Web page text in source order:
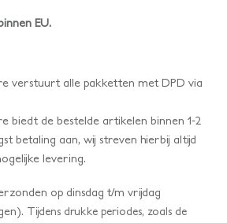
EU.
verstuurt alle pakketten met DPD via
biedt de bestelde artikelen binnen 1-2
betaling aan, wij streven hierbij altijd
levering.
op dinsdag t/m vrijdag
Tijdens drukke periodes, zoals de